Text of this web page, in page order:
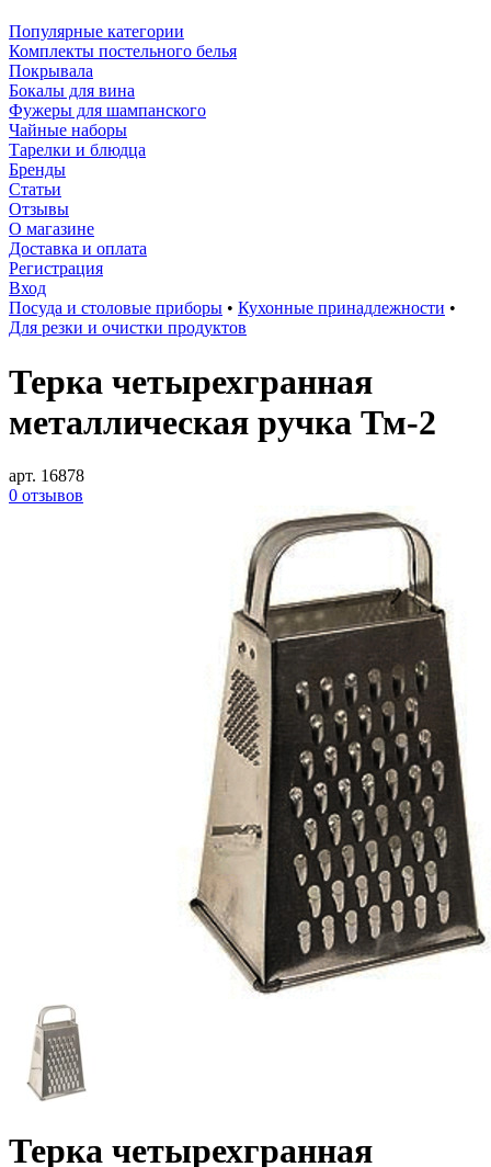
Популярные категории
Комплекты постельного белья
Покрывала
Бокалы для вина
Фужеры для шампанского
Чайные наборы
Тарелки и блюдца
Бренды
Статьи
Отзывы
О магазине
Доставка и оплата
Регистрация
Вход
Посуда и столовые приборы • Кухонные принадлежности •
Для резки и очистки продуктов
Терка четырехгранная
металлическая ручка Тм-2
арт. 16878
0 отзывов
Терка четырехгранная